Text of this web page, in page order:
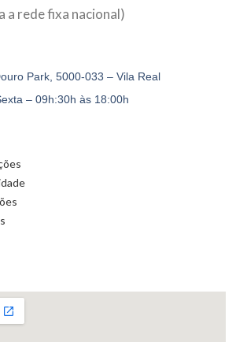
a rede fixa nacional)
Park, 5000-033 – Vila Real
– 09h:30h às 18:00h